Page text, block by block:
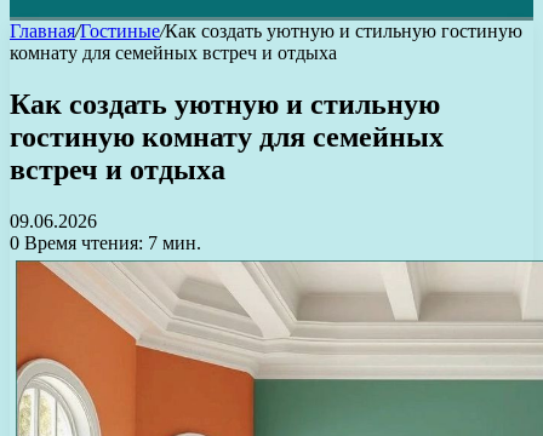
Главная/Гостиные/Как создать уютную и стильную гостиную
комнату для семейных встреч и отдыха
Как создать уютную и стильную
гостиную комнату для семейных
встреч и отдыха
09.06.2026
0 Время чтения: 7 мин.